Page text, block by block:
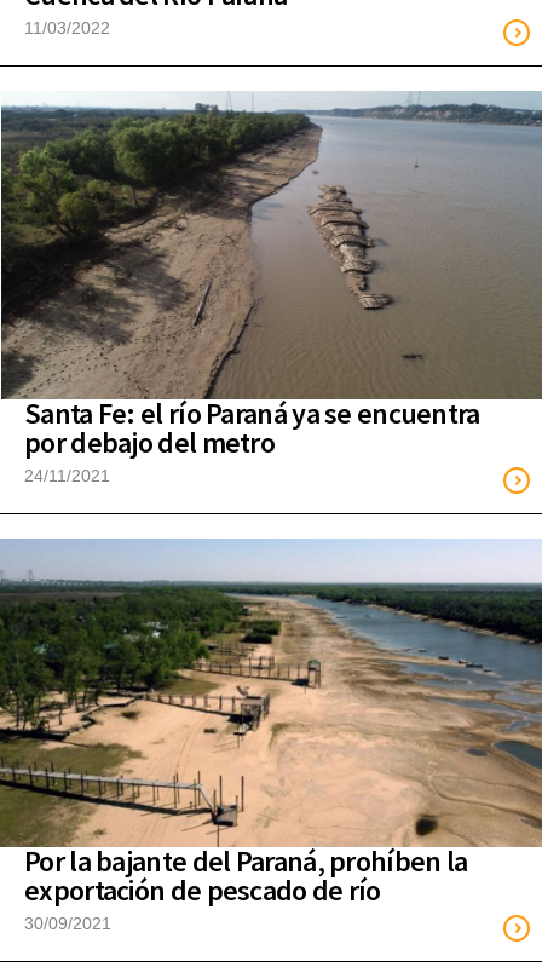
11/03/2022
Santa Fe: el río Paraná ya se encuentra
por debajo del metro
24/11/2021
Por la bajante del Paraná, prohíben la
exportación de pescado de río
30/09/2021